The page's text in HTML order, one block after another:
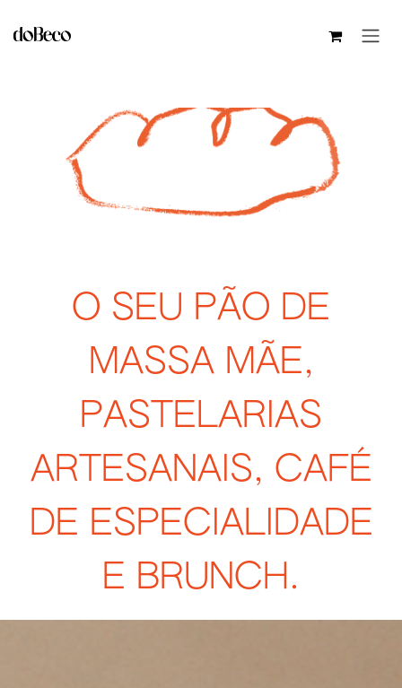
O SEU PÃO DE
MASSA MÃE,
PASTELARIAS
ARTESANAIS, CAFÉ
DE ESPECIALIDADE
E BRUNCH.​